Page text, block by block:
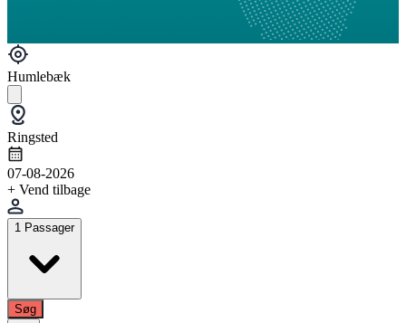
Humlebæk
Ringsted
07-08-2026
+ Vend tilbage
1 Passager
Søg